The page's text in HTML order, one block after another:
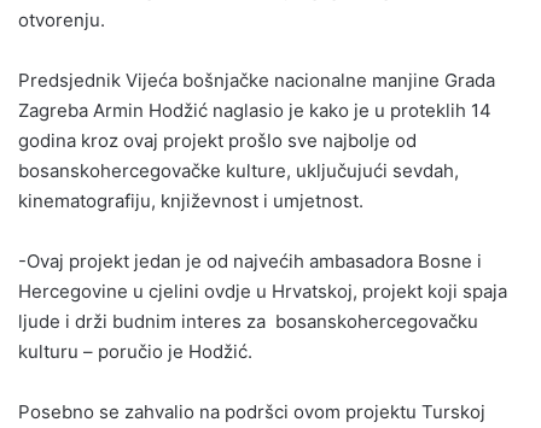
otvorenju.
Predsjednik Vijeća bošnjačke nacionalne manjine Grada
Zagreba Armin Hodžić naglasio je kako je u proteklih 14
godina kroz ovaj projekt prošlo sve najbolje od
bosanskohercegovačke kulture, uključujući sevdah,
kinematografiju, književnost i umjetnost.
-Ovaj projekt jedan je od najvećih ambasadora Bosne i
Hercegovine u cjelini ovdje u Hrvatskoj, projekt koji spaja
ljude i drži budnim interes za bosanskohercegovačku
kulturu – poručio je Hodžić.
Posebno se zahvalio na podršci ovom projektu Turskoj